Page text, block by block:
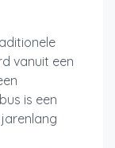
vanuit een
is een